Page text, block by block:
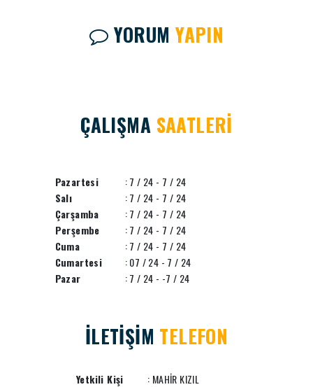
YORUMYAPIN
ÇALIŞMA SAATLERİ
Pazartesi
: 7 / 24 - 7 / 24
Salı
: 7 / 24 - 7 / 24
Çarşamba
: 7 / 24 - 7 / 24
Perşembe
: 7 / 24 - 7 / 24
Cuma
: 7 / 24 - 7 / 24
Cumartesi
: 07 / 24 - 7 / 24
Pazar
: 7 / 24 - -7 / 24
İLETİŞİM TELEFON
Yetkili Kişi
: MAHİR KIZIL